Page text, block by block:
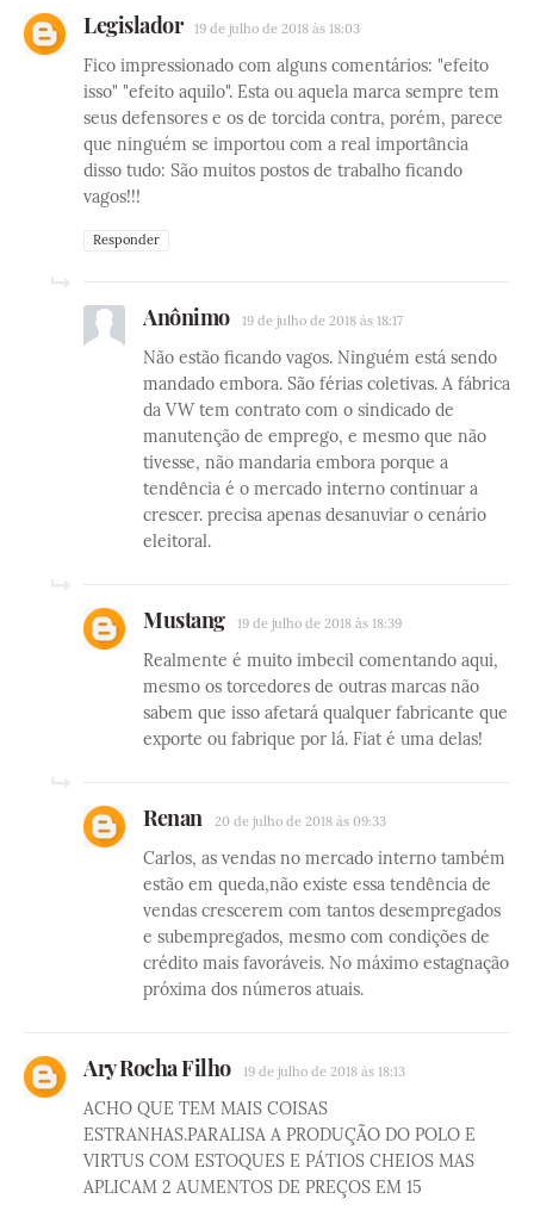
Legislador 19 de julho de 2018 às 18:03
Fico impressionado com alguns comentários: "efeito
isso" "efeito aquilo". Esta ou aquela marca sempre tem
seus defensores e os de torcida contra, porém, parece
que ninguém se importou com a real importância
disso tudo: São muitos postos de trabalho ficando
vagos!!!
Responder
Anônimo 19 de julho de 2018 às 18:17
Não estão ficando vagos. Ninguém está sendo
mandado embora. São férias coletivas. A fábrica
da VW tem contrato com o sindicado de
manutenção de emprego, e mesmo que não
tivesse, não mandaria embora porque a
tendência é o mercado interno continuar a
crescer. precisa apenas desanuviar o cenário
eleitoral.
Mustang 19 de julho de 2018 às 18:39
Realmente é muito imbecil comentando aqui,
mesmo os torcedores de outras marcas não
sabem que isso afetará qualquer fabricante que
exporte ou fabrique por lá. Fiat é uma delas!
Renan 20 de julho de 2018 às 09:33
Carlos, as vendas no mercado interno também
estão em queda,não existe essa tendência de
vendas crescerem com tantos desempregados
e subempregados, mesmo com condições de
crédito mais favoráveis. No máximo estagnação
próxima dos números atuais.
Ary Rocha Filho 19 de julho de 2018 às 18:13
ACHO QUE TEM MAIS COISAS
ESTRANHAS.PARALISA A PRODUÇÃO DO POLO E
VIRTUS COM ESTOQUES E PÁTIOS CHEIOS MAS
APLICAM 2 AUMENTOS DE PREÇOS EM 15